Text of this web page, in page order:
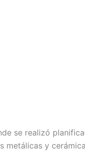
se realizó
metálicas y